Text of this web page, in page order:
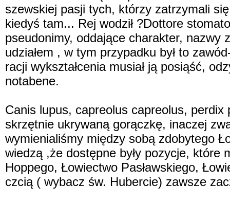
szewskiej pasji tych, którzy zatrzymali
kiedyś tam... Rej wodził ?Dottore
pseudonimy, oddające charakter, nazwy
udziałem , w tym przypadku był to
racji wykształcenia musiał ją posiąść,
notabene.
Canis lupus, capreolus capreolus, perdix
skrzętnie ukrywaną gorączkę, inaczej
wymienialiśmy między sobą zdobytego
wiedzą ,że dostępne były pozycje, które
Hoppego, Łowiectwo Pasławskiego,
czcią ( wybacz św. Hubercie) zawsze